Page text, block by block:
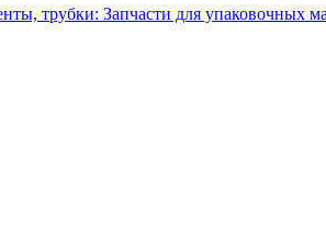
трубки: Запчасти для упаковочных